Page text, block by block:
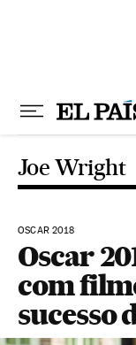
Joe Wright
OSCAR 2018
Oscar
com
sucesso